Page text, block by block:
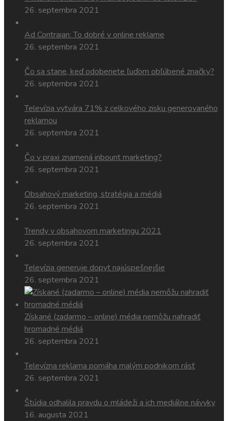
26. septembra 2021
Ad Contraian: To dobré v online reklame
26. septembra 2021
Čo sa stane, keď odoberiete ľuďom obľúbené značky?
26. septembra 2021
Televízia vytvára 71% z celkového zisku generovaného
reklamou
26. septembra 2021
Čo v praxi znamená inbount marketing?
26. septembra 2021
Obsahový marketing, stratégia a médiá
26. septembra 2021
Trendy v obsahovom marketingu 2021
26. septembra 2021
Televízia generuje dopyt najúspešnejšie
26. septembra 2021
Získané (zadarmo – online) média nemôžu nahradiť
hromadné médiá
26. septembra 2021
Televízna reklama pomáha malým podnikom rásť
26. septembra 2021
Štúdia odhalila pravdu o mládeži a ich mediálne návyky
16. augusta 2021